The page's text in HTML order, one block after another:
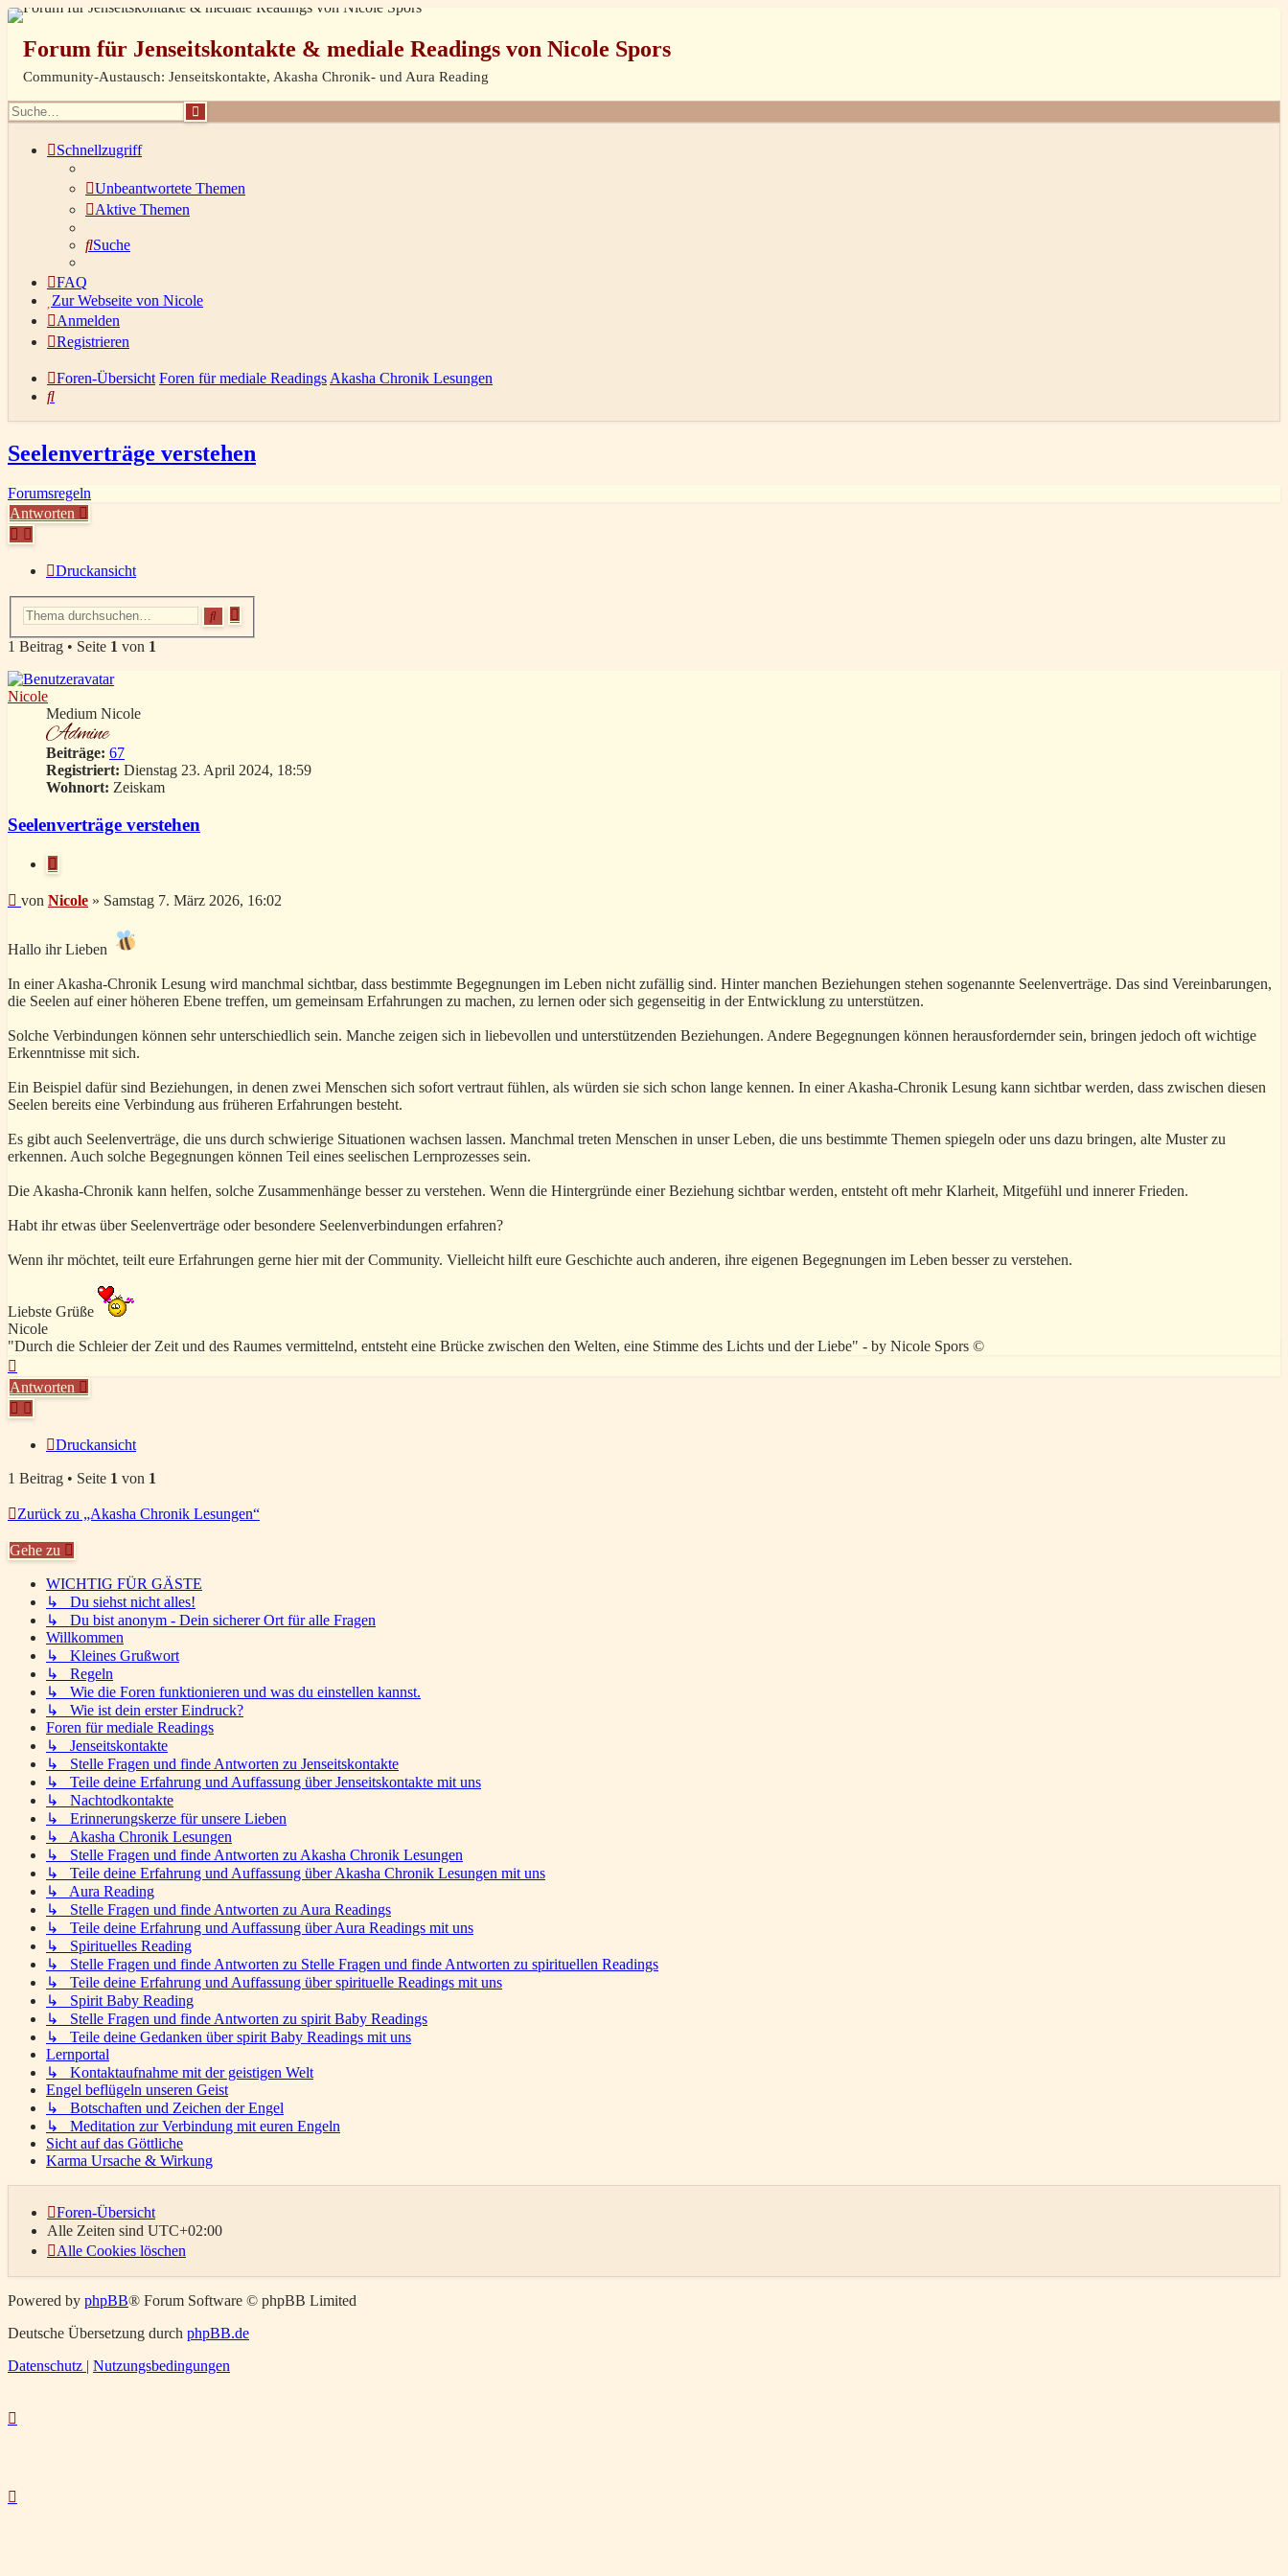
Forum für Jenseitskontakte & mediale Readings von Nicole Spors
Community-Austausch: Jenseitskontakte, Akasha Chronik- und Aura Reading
Schnellzugriff
Unbeantwortete Themen
Aktive Themen
Suche
FAQ
Zur Webseite von Nicole
Anmelden
Registrieren
Foren-Übersicht Foren für mediale Readings Akasha Chronik Lesungen
Suche
Seelenverträge verstehen
Forumsregeln
Antworten
Druckansicht
Erweiterte
Suche
1 Beitrag • Seite 1 von 1
Nicole
Medium Nicole
Beiträge: 67
Registriert: Dienstag 23. April 2024, 18:59
Wohnort: Zeiskam
Seelenverträge verstehen
Zitieren
Beitrag
von Nicole » Samstag 7. März 2026, 16:02
Hallo ihr Lieben
In einer Akasha-Chronik Lesung wird manchmal sichtbar, dass bestimmte Begegnungen im Leben nicht zufällig sind. Hinter manchen Beziehungen stehen sogenannte Seelenverträge. Das sind Vereinbarungen,
die Seelen auf einer höheren Ebene treffen, um gemeinsam Erfahrungen zu machen, zu lernen oder sich gegenseitig in der Entwicklung zu unterstützen.
Solche Verbindungen können sehr unterschiedlich sein. Manche zeigen sich in liebevollen und unterstützenden Beziehungen. Andere Begegnungen können herausfordernder sein, bringen jedoch oft wichtige
Erkenntnisse mit sich.
Ein Beispiel dafür sind Beziehungen, in denen zwei Menschen sich sofort vertraut fühlen, als würden sie sich schon lange kennen. In einer Akasha-Chronik Lesung kann sichtbar werden, dass zwischen diesen
Seelen bereits eine Verbindung aus früheren Erfahrungen besteht.
Es gibt auch Seelenverträge, die uns durch schwierige Situationen wachsen lassen. Manchmal treten Menschen in unser Leben, die uns bestimmte Themen spiegeln oder uns dazu bringen, alte Muster zu
erkennen. Auch solche Begegnungen können Teil eines seelischen Lernprozesses sein.
Die Akasha-Chronik kann helfen, solche Zusammenhänge besser zu verstehen. Wenn die Hintergründe einer Beziehung sichtbar werden, entsteht oft mehr Klarheit, Mitgefühl und innerer Frieden.
Habt ihr etwas über Seelenverträge oder besondere Seelenverbindungen erfahren?
Wenn ihr möchtet, teilt eure Erfahrungen gerne hier mit der Community. Vielleicht hilft eure Geschichte auch anderen, ihre eigenen Begegnungen im Leben besser zu verstehen.
Liebste Grüße
Nicole
"Durch die Schleier der Zeit und des Raumes vermittelnd, entsteht eine Brücke zwischen den Welten, eine Stimme des Lichts und der Liebe" - by Nicole Spors ©
oben
Antworten
Druckansicht
1 Beitrag • Seite 1 von 1
Zurück zu „Akasha Chronik Lesungen“
Gehe zu
WICHTIG FÜR GÄSTE
↳ Du siehst nicht alles!
↳ Du bist anonym - Dein sicherer Ort für alle Fragen
Willkommen
↳ Kleines Grußwort
↳ Regeln
↳ Wie die Foren funktionieren und was du einstellen kannst.
↳ Wie ist dein erster Eindruck?
Foren für mediale Readings
↳ Jenseitskontakte
↳ Stelle Fragen und finde Antworten zu Jenseitskontakte
↳ Teile deine Erfahrung und Auffassung über Jenseitskontakte mit uns
↳ Nachtodkontakte
↳ Erinnerungskerze für unsere Lieben
↳ Akasha Chronik Lesungen
↳ Stelle Fragen und finde Antworten zu Akasha Chronik Lesungen
↳ Teile deine Erfahrung und Auffassung über Akasha Chronik Lesungen mit uns
↳ Aura Reading
↳ Stelle Fragen und finde Antworten zu Aura Readings
↳ Teile deine Erfahrung und Auffassung über Aura Readings mit uns
↳ Spirituelles Reading
↳ Stelle Fragen und finde Antworten zu Stelle Fragen und finde Antworten zu spirituellen Readings
↳ Teile deine Erfahrung und Auffassung über spirituelle Readings mit uns
↳ Spirit Baby Reading
↳ Stelle Fragen und finde Antworten zu spirit Baby Readings
↳ Teile deine Gedanken über spirit Baby Readings mit uns
Lernportal
↳ Kontaktaufnahme mit der geistigen Welt
Engel beflügeln unseren Geist
↳ Botschaften und Zeichen der Engel
↳ Meditation zur Verbindung mit euren Engeln
Sicht auf das Göttliche
Karma Ursache & Wirkung
Foren-Übersicht
Alle Zeiten sind UTC+02:00
Alle Cookies löschen
Powered by phpBB® Forum Software © phpBB Limited
Deutsche Übersetzung durch phpBB.de
Datenschutz | Nutzungsbedingungen